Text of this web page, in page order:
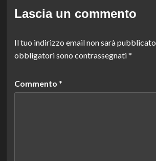
Lascia un commento
Il tuo indirizzo email non sarà pubblicato.
obbligatori sono contrassegnati*
Commento *